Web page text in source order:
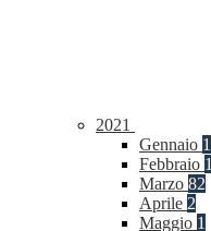
2021
Gennaio 1
Febbraio 1
Marzo 82
Aprile 2
Maggio 1